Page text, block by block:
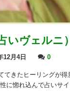
いヴェルニ）
12月4日 0
てきたヒーリングが得
に惚れ込んで占いサ